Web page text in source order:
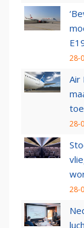
28-
Air
toe
28-
28-